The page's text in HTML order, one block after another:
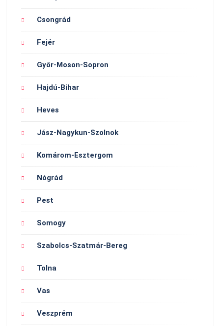
Csongrád
Fejér
Győr-Moson-Sopron
Hajdú-Bihar
Heves
Jász-Nagykun-Szolnok
Komárom-Esztergom
Nógrád
Pest
Somogy
Szabolcs-Szatmár-Bereg
Tolna
Vas
Veszprém